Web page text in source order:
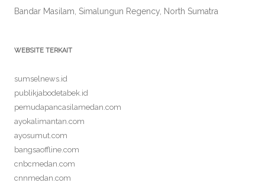
Bandar Masilam, Simalungun Regency, North Sumatra
WEBSITE TERKAIT
sumselnews.id
publikjabodetabek.id
pemudapancasilamedan.com
ayokalimantan.com
ayosumut.com
bangsaoffline.com
cnbcmedan.com
cnnmedan.com